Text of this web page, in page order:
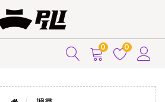
0 0